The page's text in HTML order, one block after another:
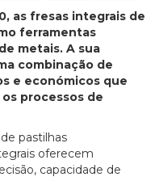
as fresas integrais de
ferramentas
metais. A sua
combinação de
e económicos que
processos de
pastilhas
oferecem
capacidade de